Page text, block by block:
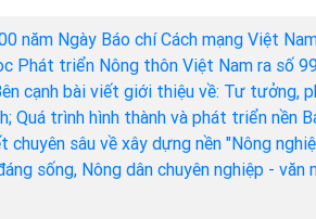
năm Ngày Báo chí Cách mạng Việt
Phát triển Nông thôn Việt Nam ra số
cạnh bài viết giới thiệu về: Tư tưởng,
Quá trình hình thành và phát triển nền
chuyên sâu về xây dựng nền "Nông
sống, Nông dân chuyên nghiệp - văn